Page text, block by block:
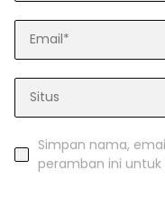
Simpan nama,
peramban ini